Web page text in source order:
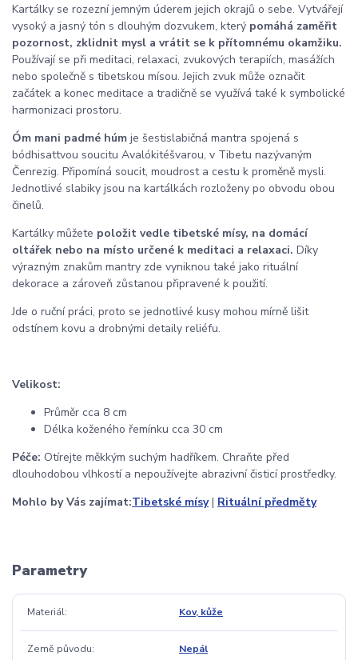
Kartálky se rozezní jemným úderem jejich okrajů o sebe. Vytvářejí
vysoký a jasný tón s dlouhým dozvukem, který pomáhá zaměřit
pozornost, zklidnit mysl a vrátit se k přítomnému okamžiku.
Používají se při meditaci, relaxaci, zvukových terapiích, masážích
nebo společně s tibetskou mísou. Jejich zvuk může označit
začátek a konec meditace a tradičně se využívá také k symbolické
harmonizaci prostoru.
Óm mani padmé húm je šestislabičná mantra spojená s
bódhisattvou soucitu Avalókitéšvarou, v Tibetu nazývaným
Čenrezig. Připomíná soucit, moudrost a cestu k proměně mysli.
Jednotlivé slabiky jsou na kartálkách rozloženy po obvodu obou
činelů.
Kartálky můžete položit vedle tibetské mísy, na domácí
oltářek nebo na místo určené k meditaci a relaxaci. Díky
výrazným znakům mantry zde vyniknou také jako rituální
dekorace a zároveň zůstanou připravené k použití.
Jde o ruční práci, proto se jednotlivé kusy mohou mírně lišit
odstínem kovu a drobnými detaily reliéfu.
Velikost:
Průměr cca 8 cm
Délka koženého řemínku cca 30 cm
Péče: Otírejte měkkým suchým hadříkem. Chraňte před
dlouhodobou vlhkostí a nepoužívejte abrazivní čisticí prostředky.
Mohlo by Vás zajímat:Tibetské mísy| Rituální předměty
Parametry
Materiál Kov, kůže
Země původu Nepál